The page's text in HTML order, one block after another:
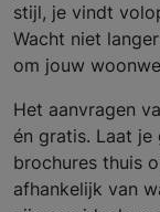
stijl, je vindt
Wacht niet
om jouw
Het aanvragen
én gratis. Laat
brochures thuis
afhankelijk van